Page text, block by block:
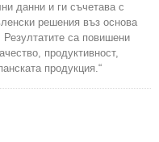
данни и ги съчетава с
решения въз основа
са повишени
продуктивност,
продукция.“